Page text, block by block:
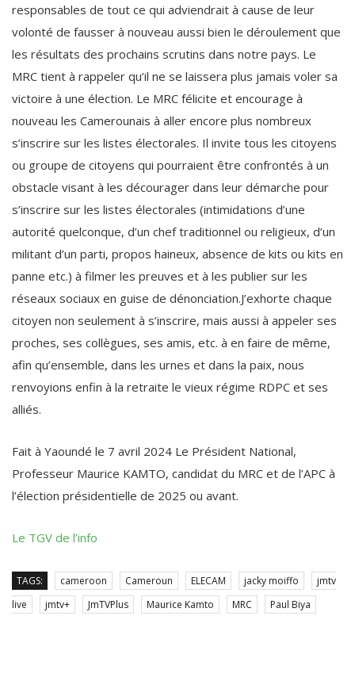
responsables de tout ce qui adviendrait à cause de leur
volonté de fausser à nouveau aussi bien le déroulement que
les résultats des prochains scrutins dans notre pays. Le
MRC tient à rappeler qu’il ne se laissera plus jamais voler sa
victoire à une élection. Le MRC félicite et encourage à
nouveau les Camerounais à aller encore plus nombreux
s’inscrire sur les listes électorales. Il invite tous les citoyens
ou groupe de citoyens qui pourraient être confrontés à un
obstacle visant à les décourager dans leur démarche pour
s’inscrire sur les listes électorales (intimidations d’une
autorité quelconque, d’un chef traditionnel ou religieux, d’un
militant d’un parti, propos haineux, absence de kits ou kits en
panne etc.) à filmer les preuves et à les publier sur les
réseaux sociaux en guise de dénonciation.J’exhorte chaque
citoyen non seulement à s’inscrire, mais aussi à appeler ses
proches, ses collègues, ses amis, etc. à en faire de même,
afin qu’ensemble, dans les urnes et dans la paix, nous
renvoyions enfin à la retraite le vieux régime RDPC et ses
alliés.
Fait à Yaoundé le 7 avril 2024 Le Président National,
Professeur Maurice KAMTO, candidat du MRC et de l’APC à
l’élection présidentielle de 2025 ou avant.
Le TGV de l’info
TAGS: cameroon Cameroun ELECAM jacky moiffo
jmtv
live
jmtv+ JmTVPlus Maurice Kamto MRC Paul Biya